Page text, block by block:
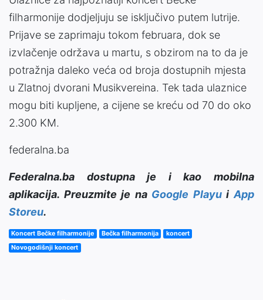
filharmonije dodjeljuju se isključivo putem lutrije.
Prijave se zaprimaju tokom februara, dok se
izvlačenje održava u martu, s obzirom na to da je
potražnja daleko veća od broja dostupnih mjesta
u Zlatnoj dvorani Musikvereina. Tek tada ulaznice
mogu biti kupljene, a cijene se kreću od 70 do oko
2.300 KM.
federalna.ba
Federalna.ba dostupna je i kao mobilna
aplikacija. Preuzmite je na Google PlayuiApp
Storeu.
Koncert Bečke filharmonije Bečka filharmonija
koncert
Novogodišnji koncert